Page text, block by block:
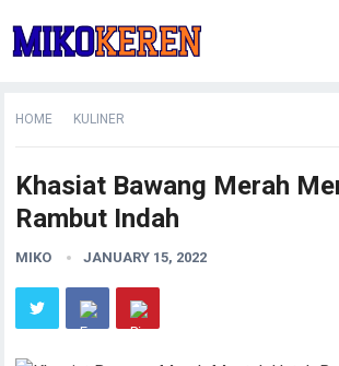
HOME KULINER
Khasiat Bawang Merah
Rambut Indah
MIKO JANUARY 15, 2022